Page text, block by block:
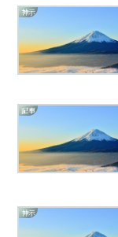
神示
記事
神示